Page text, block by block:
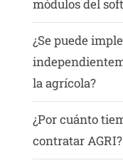
módulos del
¿Se puede
la agrícola?
¿Por cuánto
contratar AGRI?